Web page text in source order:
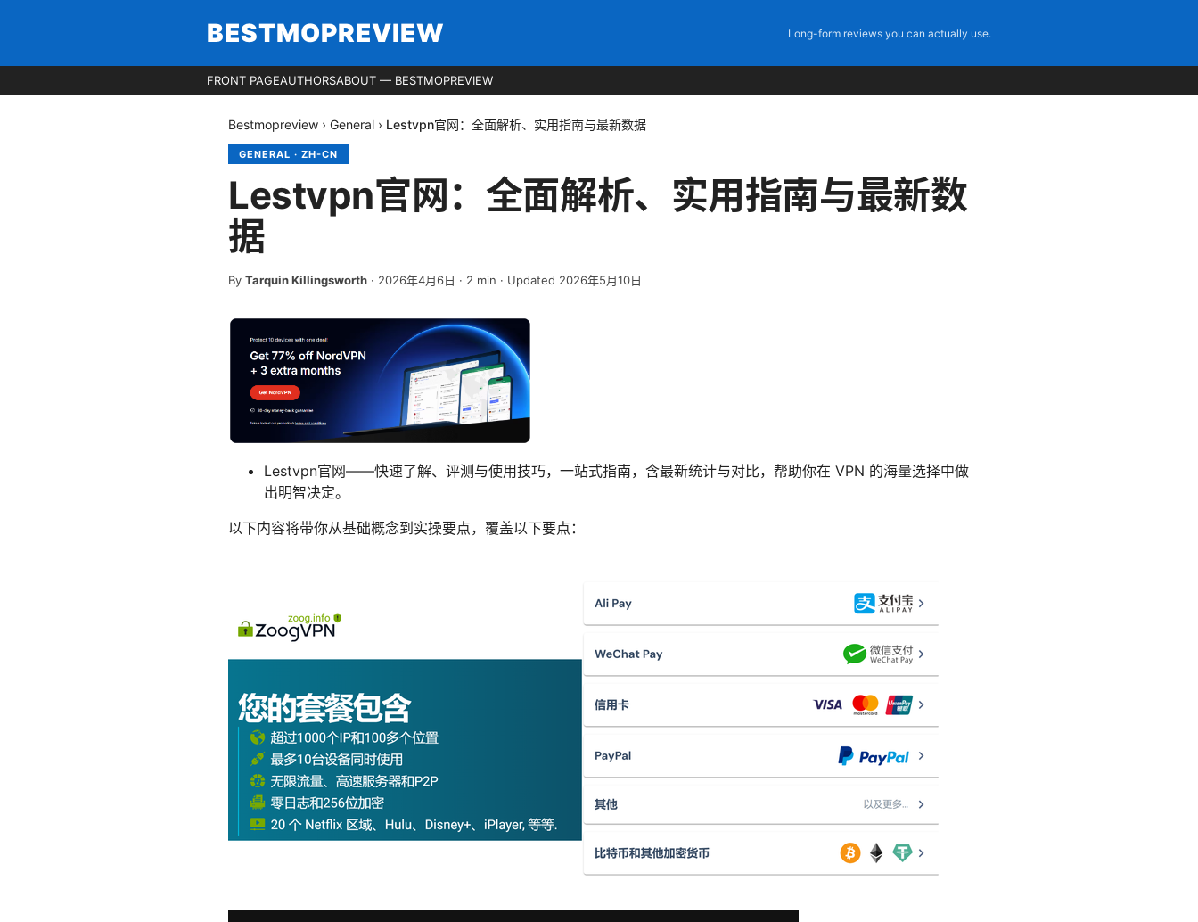
BESTMOPREVIEW Long-form reviews you can actually use.
FRONT PAGEAUTHORSABOUT — BESTMOPREVIEW
Bestmopreview › General › Lestvpn官网：全面解析、实用指南与最新数据
GENERAL · ZH-CN
Lestvpn官网：全面解析、实用指南与最新数
据
By Tarquin Killingsworth · 2026年4月6日 · 2 min · Updated 2026年5月10日
Lestvpn官网——快速了解、评测与使用技巧，一站式指南，含最新统计与对比，帮助你在 VPN 的海量选择中做
出明智决定。
以下内容将带你从基础概念到实操要点，覆盖以下要点：